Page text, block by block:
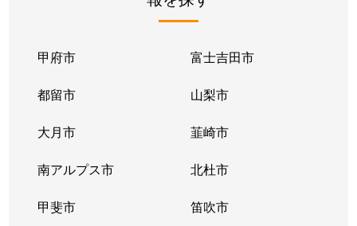
甲府市 富士吉田市
都留市 山梨市
大月市 韮崎市
南アルプス市 北杜市
甲斐市 笛吹市